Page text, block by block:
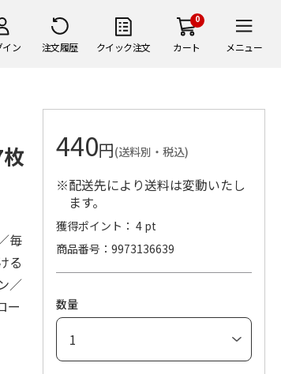
イン 注文履歴 クイック注文
0
カート メニュー
毎
る
／
ー
440円(送料別・税込)
※配送先により送料は変動いたし
ます。
獲得ポイント： 4 pt
商品番号
9973136639
数量